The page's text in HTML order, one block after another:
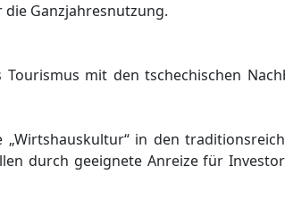
die Ganzjahresnutzung.
mit den tschechischen
in den
durch geeignete Anreize für